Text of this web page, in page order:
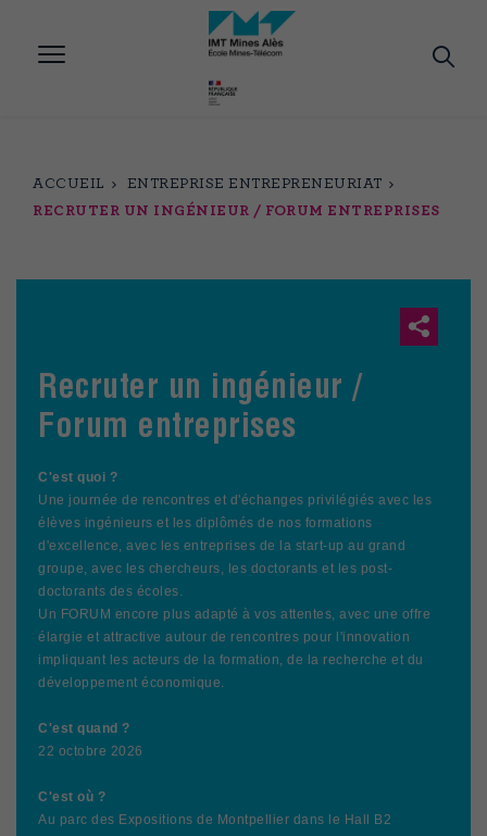
contenu
ACCUEIL
ENTREPRISE ENTREPRENEURIAT
RECRUTER UN INGÉNIEUR / FORUM ENTREPRISES
Recruter un ingénieur /
Forum entreprises
C'est quoi ?
Une journée de rencontres et d'échanges privilégiés avec les
élèves ingénieurs et les diplômés de nos formations
d'excellence, avec les entreprises de la start-up au grand
groupe, avec les chercheurs, les doctorants et les post-
doctorants des écoles.
Un FORUM encore plus adapté à vos attentes, avec une offre
élargie et attractive autour de rencontres pour l'innovation
impliquant les acteurs de la formation, de la recherche et du
développement économique.
C'est quand ?
22 octobre 2026
C'est où ?
Au parc des Expositions de Montpellier dans le Hall B2